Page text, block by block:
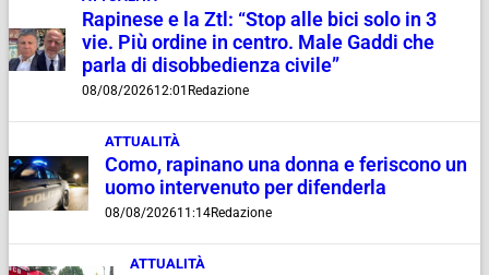
Rapinese e la Ztl: “Stop alle bici solo in 3
vie. Più ordine in centro. Male Gaddi che
parla di disobbedienza civile”
08/08/202612:01 Redazione
ATTUALITÀ
Como, rapinano una donna e feriscono un
uomo intervenuto per difenderla
08/08/202611:14Redazione
ATTUALITÀ